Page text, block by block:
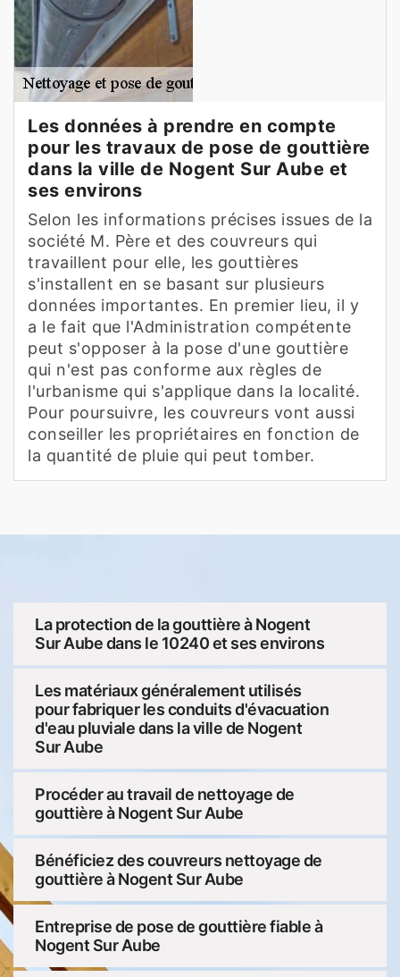
Les données à prendre en compte
pour les travaux de pose de gouttière
dans la ville de Nogent Sur Aube et
ses environs
Selon les informations précises issues de la
société M. Père et des couvreurs qui
travaillent pour elle, les gouttières
s'installent en se basant sur plusieurs
données importantes. En premier lieu, il y
a le fait que l'Administration compétente
peut s'opposer à la pose d'une gouttière
qui n'est pas conforme aux règles de
l'urbanisme qui s'applique dans la localité.
Pour poursuivre, les couvreurs vont aussi
conseiller les propriétaires en fonction de
la quantité de pluie qui peut tomber.
La protection de la gouttière à Nogent
Sur Aube dans le 10240 et ses environs
Les matériaux généralement utilisés
pour fabriquer les conduits d'évacuation
d'eau pluviale dans la ville de Nogent
Sur Aube
Procéder au travail de nettoyage de
gouttière à Nogent Sur Aube
Bénéficiez des couvreurs nettoyage de
gouttière à Nogent Sur Aube
Entreprise de pose de gouttière fiable à
Nogent Sur Aube